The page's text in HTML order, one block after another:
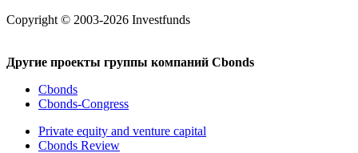
Copyright © 2003-2026 Investfunds
Другие проекты группы компаний Cbonds
Cbonds
Cbonds-Congress
Private equity and venture capital
Cbonds Review